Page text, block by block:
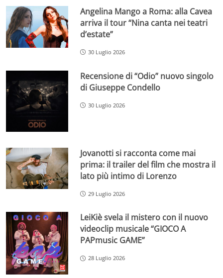
Angelina Mango a Roma: alla Cavea
arriva il tour “Nina canta nei teatri
d’estate”
30 Luglio 2026
Recensione di “Odio” nuovo singolo
di Giuseppe Condello
30 Luglio 2026
Jovanotti si racconta come mai
prima: il trailer del film che mostra il
lato più intimo di Lorenzo
29 Luglio 2026
LeiKiè svela il mistero con il nuovo
videoclip musicale “GIOCO A
PAPmusic GAME”
28 Luglio 2026